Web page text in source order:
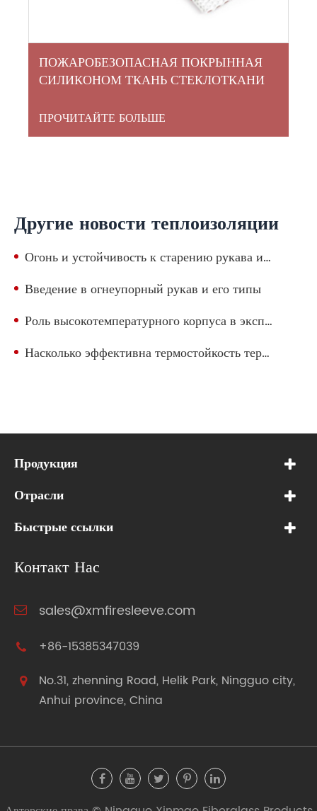
ПОЖАРОБЕЗОПАСНАЯ ПОКРЫННАЯ
СИЛИКОНОМ ТКАНЬ СТЕКЛОТКАНИ
ПРОЧИТАЙТЕ БОЛЬШЕ
Другие новости теплоизоляции
Огонь и устойчивость к старению рукава изоляции жары трубки хороши?
Введение в огнеупорный рукав и его типы
Роль высокотемпературного корпуса в эксплуатации при высоких температурах
Насколько эффективна термостойкость термостойкой втулки из стекловолокна, устойчивой к высоким температурам?
Продукция
Отрасли
Быстрые ссылки
Контакт Нас
sales@xmfiresleeve.com
+86-15385347039
No.31, zhenning Road, Helik Park, Ningguo city,
Anhui province, China